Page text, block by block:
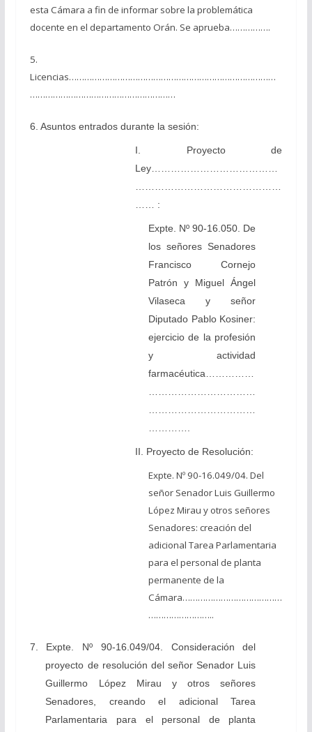
esta Cámara a fin de informar sobre la problemática
docente en el departamento Orán. Se aprueba…………….
5.
Licencias………………………………………………………………………
…………………………………………………
6. Asuntos entrados durante la sesión:
I. Proyecto de
Ley…………………………………
………………………………………
…… :
Expte. Nº 90-16.050. De
los señores Senadores
Francisco Cornejo
Patrón y Miguel Ángel
Vilaseca y señor
Diputado Pablo Kosiner:
ejercicio de la profesión
y actividad
farmacéutica……………
……………………………
……………………………
………….
II. Proyecto de Resolución:
Expte. Nº 90-16.049/04. Del
señor Senador Luis Guillermo
López Mirau y otros señores
Senadores: creación del
adicional Tarea Parlamentaria
para el personal de planta
permanente de la
Cámara…………………………………
……………………..
7. Expte. Nº 90-16.049/04. Consideración del
proyecto de resolución del señor Senador Luis
Guillermo López Mirau y otros señores
Senadores, creando el adicional Tarea
Parlamentaria para el personal de planta